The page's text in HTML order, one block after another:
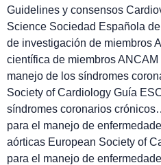
Guidelines y consensos
Science Sociedad Española
de investigación de miembros
científica de miembros
manejo de los síndromes
Society of Cardiology Guía
síndromes coronarios
para el manejo de
aórticas European Society of
para el manejo de